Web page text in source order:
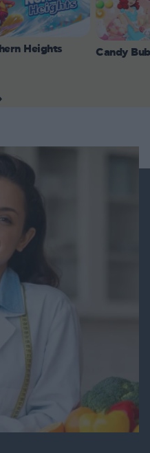
Heights Candy